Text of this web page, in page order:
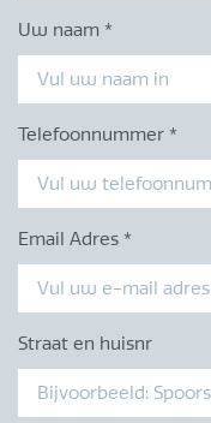
Uw naam *
Telefoonnummer *
Email Adres *
Straat en huisnr